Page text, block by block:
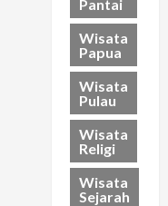
Pantai
Wisata
Papua
Wisata
Pulau
Wisata
Religi
Wisata
Sejarah